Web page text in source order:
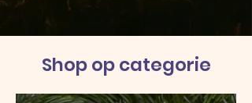
Shop op categorie